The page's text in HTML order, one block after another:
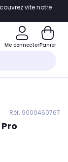
vite notre
Me connecterPanier
Réf. 9000460767